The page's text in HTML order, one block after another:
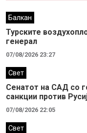
Балкан
Турските
генерал
07/08/2026 23:27
Свет
Сенатот на САД со
санкции против
07/08/2026 22:05
Свет